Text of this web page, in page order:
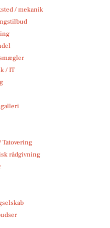
/ mekanik
/ IT
Tatovering
rådgivning